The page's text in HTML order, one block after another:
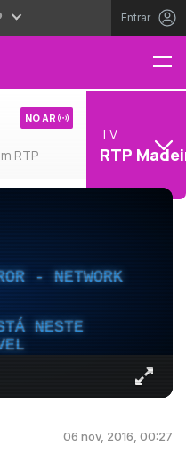
Entrar
RTP
NO AR
TV
RTP
- NETWORK
NESTE
06 nov, 2016, 00:27